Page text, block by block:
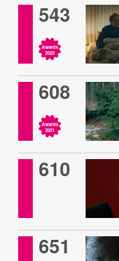
543
Awards
2025
608
Awards
2021
610
651